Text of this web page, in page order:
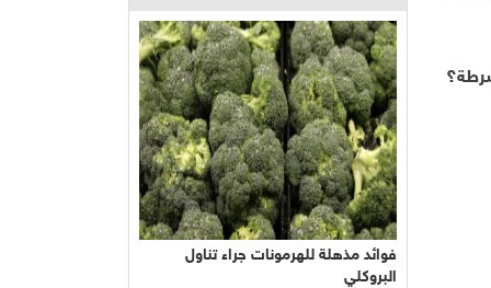
فوائد مذهلة للهرمونات جراء تناول
البروكلي